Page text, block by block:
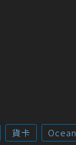
貨卡 Ocean